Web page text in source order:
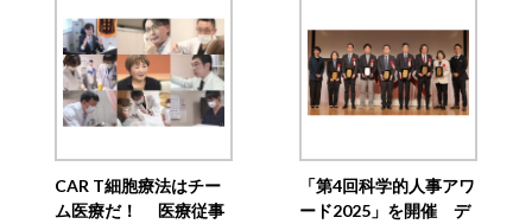
CAR T細胞療法はチー
ム医療だ！ 医療従事
「第4回科学的人事アワ
ード2025」を開催 デ